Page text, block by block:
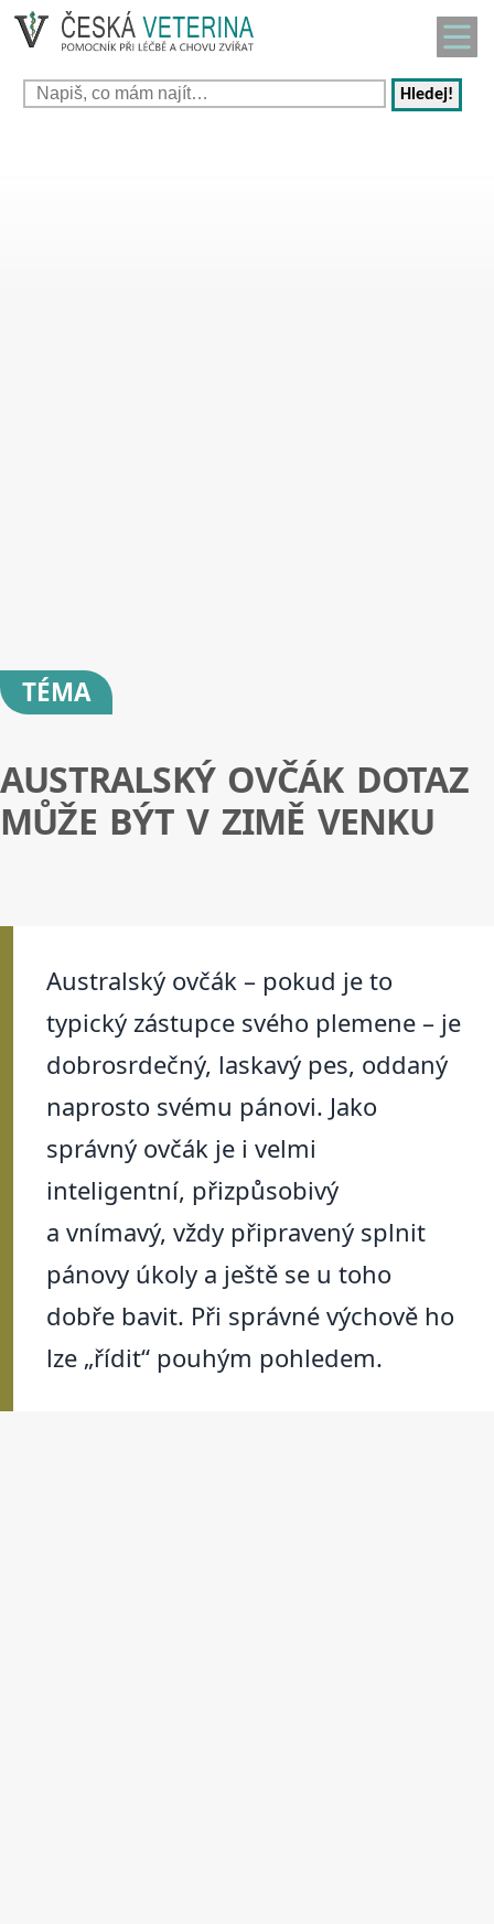
Hledej!
TÉMA
AUSTRALSKÝ OVČÁK DOTAZ
MŮŽE BÝT V ZIMĚ VENKU
Australský ovčák – pokud je to
typický zástupce svého plemene – je
dobrosrdečný, laskavý pes, oddaný
naprosto svému pánovi. Jako
správný ovčák je i velmi
inteligentní, přizpůsobivý
a vnímavý, vždy připravený splnit
pánovy úkoly a ještě se u toho
dobře bavit. Při správné výchově ho
lze „řídit“ pouhým pohledem.